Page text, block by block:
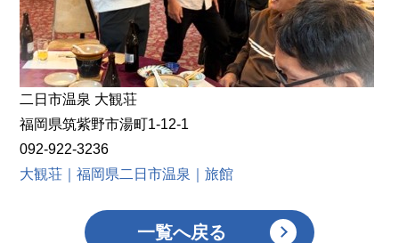
二日市温泉 大観荘
福岡県筑紫野市湯町1-12-1
092-922-3236
大観荘｜福岡県二日市温泉｜旅館
一覧へ戻る